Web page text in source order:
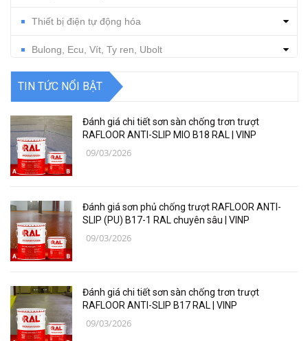
Thiết bị điện tự động hóa
Bulong, Ecu, Vít, Ty ren, Ubolt
Dụng cụ cắt gọt
Thiết bị, vật tư điện nước
Thiết bị, vật tư điện lạnh
Thiết bị bảo hộ lao động
Thiết bị đo Mitutoyo
Dụng Cụ Ngành Hàng Không
Thiết Bị Niika
TIN TỨC NỔI BẬT
Đánh giá chi tiết sơn sàn chống trơn trượt
RAFLOOR ANTI-SLIP MIO B18 RAL | VINP
09/03/2026
Đánh giá sơn phủ chống trượt RAFLOOR ANTI-
SLIP (PU) B17-1 RAL chuyên sâu | VINP
09/03/2026
Đánh giá chi tiết sơn sàn chống trơn trượt
RAFLOOR ANTI-SLIP B17 RAL | VINP
09/03/2026